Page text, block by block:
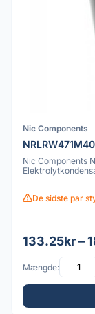
Nic Components
Nic Components
De sidste par
133.25kr –
Mængde: